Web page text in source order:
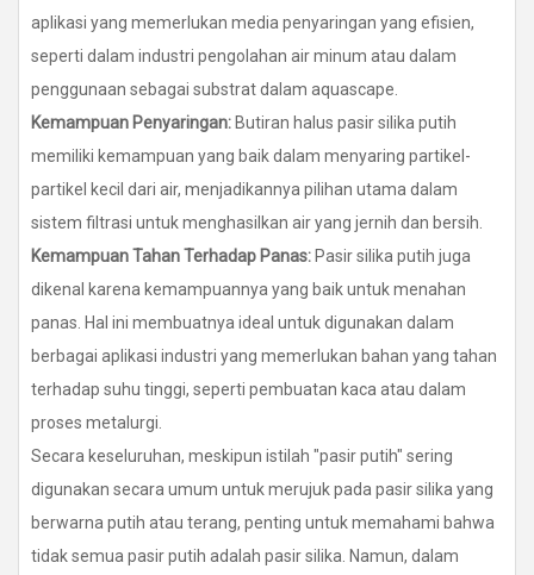
aplikasi yang memerlukan media penyaringan yang efisien,
seperti dalam industri pengolahan air minum atau dalam
penggunaan sebagai substrat dalam aquascape.
Kemampuan Penyaringan: Butiran halus pasir silika putih
memiliki kemampuan yang baik dalam menyaring partikel-
partikel kecil dari air, menjadikannya pilihan utama dalam
sistem filtrasi untuk menghasilkan air yang jernih dan bersih.
Kemampuan Tahan Terhadap Panas: Pasir silika putih juga
dikenal karena kemampuannya yang baik untuk menahan
panas. Hal ini membuatnya ideal untuk digunakan dalam
berbagai aplikasi industri yang memerlukan bahan yang tahan
terhadap suhu tinggi, seperti pembuatan kaca atau dalam
proses metalurgi.
Secara keseluruhan, meskipun istilah "pasir putih" sering
digunakan secara umum untuk merujuk pada pasir silika yang
berwarna putih atau terang, penting untuk memahami bahwa
tidak semua pasir putih adalah pasir silika. Namun, dalam